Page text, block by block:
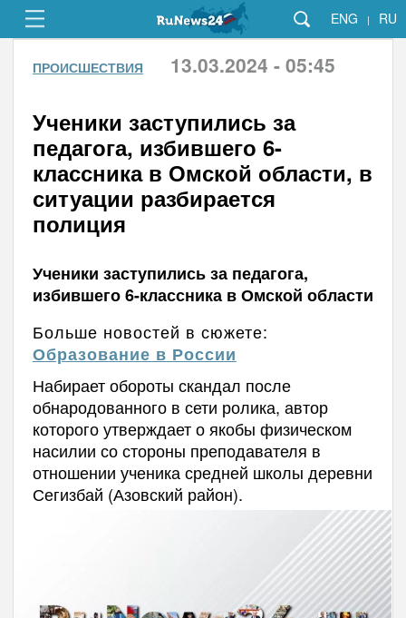
ENG | RU
ПРОИСШЕСТВИЯ 13.03.2024 - 05:45
Ученики заступились за
педагога, избившего 6-
классника в Омской области, в
ситуации разбирается
полиция
Ученики заступились за педагога,
избившего 6-классника в Омской области
Больше новостей в сюжете:
Образование в России
Набирает обороты скандал после
обнародованного в сети ролика, автор
которого утверждает о якобы физическом
насилии со стороны преподавателя в
отношении ученика средней школы деревни
Сегизбай (Азовский район).